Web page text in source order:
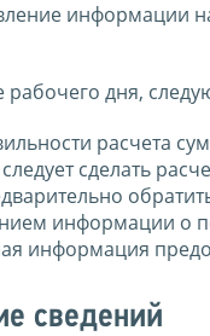
информации
рабочего дня,
расчета
сделать
информации
информация
сведений